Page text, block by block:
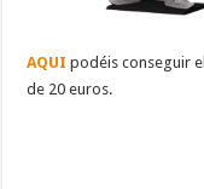
AQUI podéis conseguir
de 20 euros.